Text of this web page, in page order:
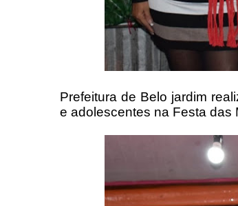
Prefeitura de Belo jardim
e adolescentes na Festa das